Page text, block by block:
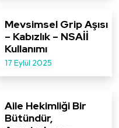
Mevsimsel Grip Aşısı
– Kabızlık – NSAİİ
Kullanımı
17 Eylül 2025
Aile Hekimliği Bir
Bütündür,